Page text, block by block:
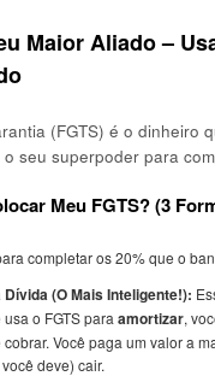
Maior Aliado –
(FGTS) é o dinheiro
seu superpoder para
Meu FGTS? (3
completar os 20% que o
(O Mais Inteligente!):
o FGTS para amortizar,
Você paga um valor a
deve) cair.